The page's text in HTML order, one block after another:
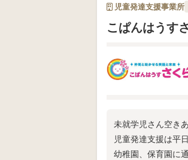
児童発達支援事業所
こぱんはうす
未就学児さん空き
児童発達支援は平
幼稚園、保育園に